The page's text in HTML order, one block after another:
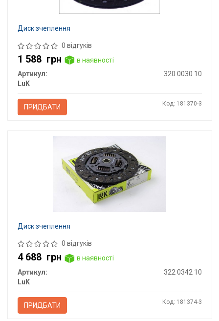
Диск зчеплення
0 відгуків
1 588 грн
в наявності
Артикул:
320 0030 10
LuK
ПРИДБАТИ Код: 181370-3
Диск зчеплення
0 відгуків
4 688 грн
в наявності
Артикул:
322 0342 10
LuK
ПРИДБАТИ Код: 181374-3